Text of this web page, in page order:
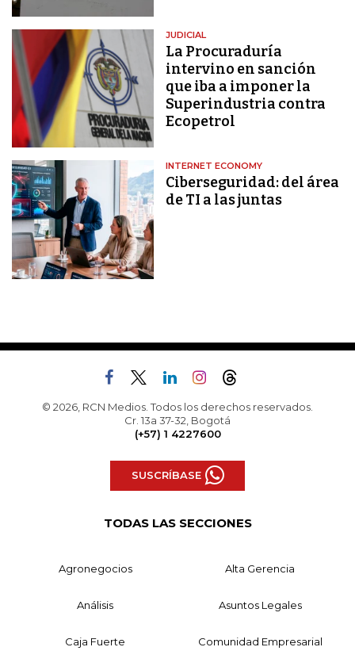
JUDICIAL
La Procuraduría
intervino en sanción
que iba a imponer la
Superindustria contra
Ecopetrol
INTERNET ECONOMY
Ciberseguridad: del área
de TI a las juntas
© 2026, RCN Medios. Todos los derechos reservados.
Cr. 13a 37-32, Bogotá
(+57) 1 4227600
SUSCRÍBASE
TODAS LAS SECCIONES
Agronegocios Alta Gerencia
Análisis Asuntos Legales
Caja Fuerte Comunidad Empresarial